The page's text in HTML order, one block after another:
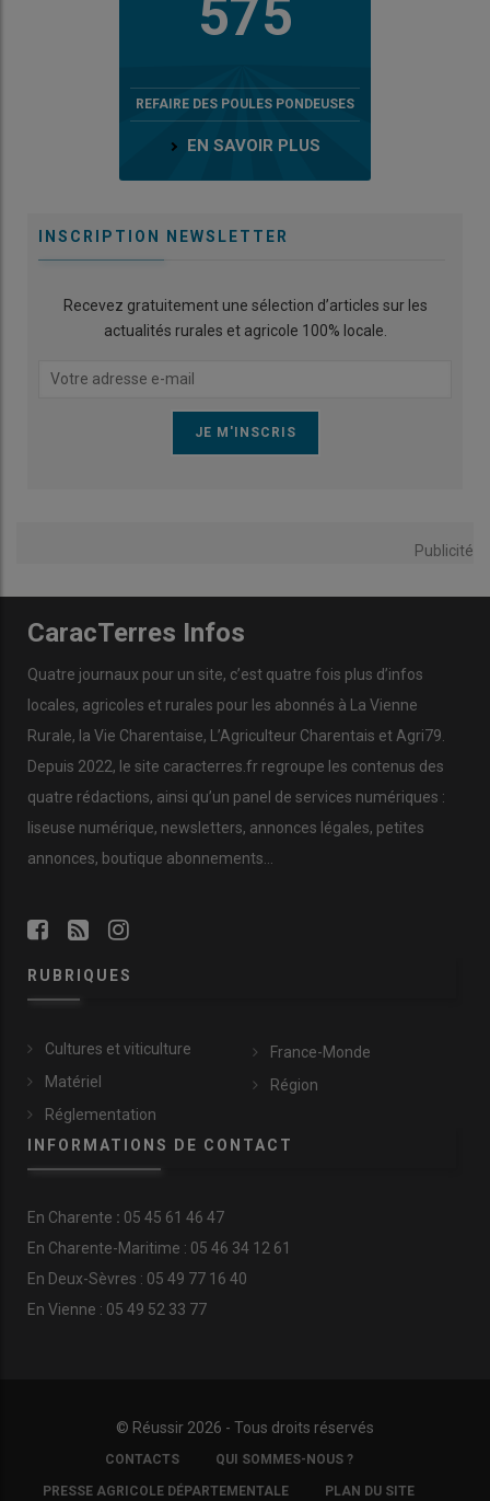
575
REFAIRE DES POULES PONDEUSES
EN SAVOIR PLUS
INSCRIPTION NEWSLETTER
Recevez gratuitement une sélection d’articles sur les
actualités rurales et agricole 100% locale.
Publicité
CaracTerres Infos
Quatre journaux pour un site, c’est quatre fois plus d’infos
locales, agricoles et rurales pour les abonnés à La Vienne
Rurale, la Vie Charentaise, L’Agriculteur Charentais et Agri79.
Depuis 2022, le site caracterres.fr regroupe les contenus des
quatre rédactions, ainsi qu’un panel de services numériques :
liseuse numérique, newsletters, annonces légales, petites
annonces, boutique abonnements…
RUBRIQUES
Cultures et viticulture
Matériel
Réglementation
France-Monde
Région
INFORMATIONS DE CONTACT
En Charente : 05 45 61 46 47
En Charente-Maritime : 05 46 34 12 61
En Deux-Sèvres : 05 49 77 16 40
En Vienne : 05 49 52 33 77
© Réussir 2026 - Tous droits réservés
COPYRIGHTCONTACTS QUI SOMMES-NOUS ?
PRESSE AGRICOLE DÉPARTEMENTALE PLAN DU SITE